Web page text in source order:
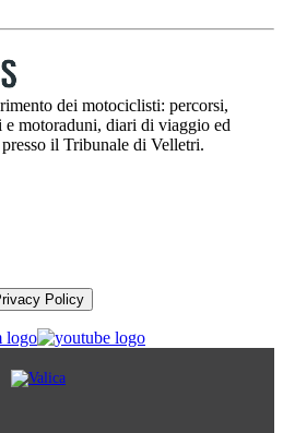
dei motociclisti: percorsi,
motoraduni, diari di viaggio ed
presso il Tribunale di Velletri.
Policy